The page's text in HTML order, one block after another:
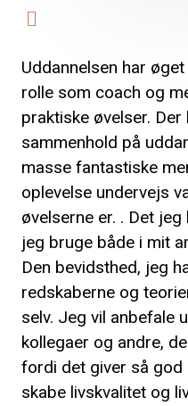
Uddannelsen har
rolle som coach og
praktiske øvelser.
sammenhold på
masse fantastiske
oplevelse undervejs
øvelserne er. . Det
jeg bruge både i mit
Den bevidsthed, jeg
redskaberne og
selv. Jeg vil anbefale
kollegaer og andre,
fordi det giver så
skabe livskvalitet og